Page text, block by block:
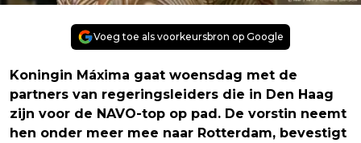
Voeg toe als voorkeursbron op Google
Koningin Máxima gaat woensdag met de
partners van regeringsleiders die in Den Haag
zijn voor de NAVO-top op pad. De vorstin neemt
hen onder meer mee naar Rotterdam, bevestigt